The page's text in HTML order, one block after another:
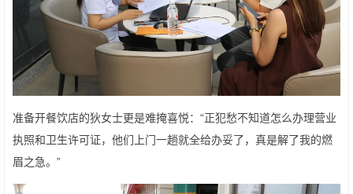
准备开餐饮店的狄女士更是难掩喜悦：“正犯愁不知道怎么办理营业
执照和卫生许可证，他们上门一趟就全给办妥了，真是解了我的燃
眉之急。”